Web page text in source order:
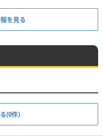
を見る
(0件)